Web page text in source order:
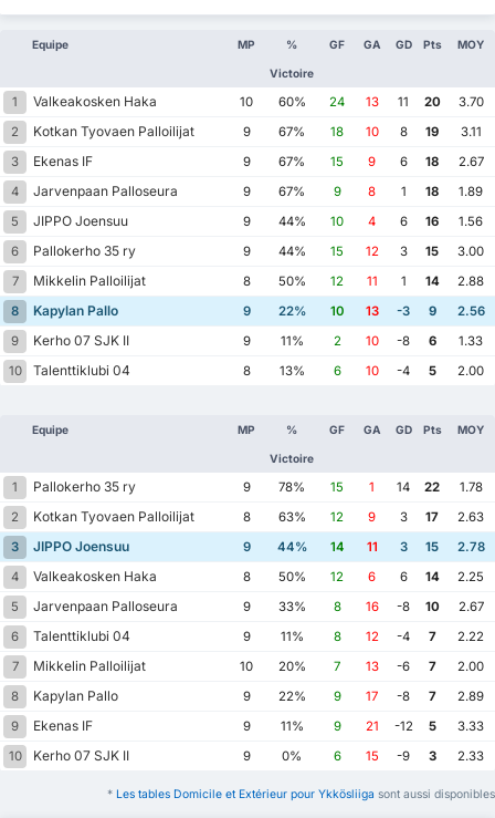
Equipe MP %
Victoire
GF GA GD Pts MOY
1 Valkeakosken Haka 10 60% 24 13 11 20
3.70
2
Kotkan Tyovaen Palloilijat 9 67% 18 10 8 19
3.11
3
Ekenas IF 9 67% 15 9 6 18
2.67
4
Jarvenpaan Palloseura 9 67% 9 8 1 18
1.89
5
JIPPO Joensuu 9 44% 10 4 6 16
1.56
6
Pallokerho 35 ry 9 44% 15 12 3 15
3.00
7
Mikkelin Palloilijat 8 50% 12 11 1 14
2.88
8
Kapylan Pallo 9 22% 10 13 -3 9
2.56
9
Kerho 07 SJK II 9 11% 2 10 -8 6
1.33
10
Talenttiklubi 04 8 13% 6 10 -4 5 2.00
Equipe MP %
Victoire
GF GA GD Pts MOY
1 Pallokerho 35 ry 9 78% 15 1 14 22
1.78
2
Kotkan Tyovaen Palloilijat 8 63% 12 9 3 17
2.63
3
JIPPO Joensuu 9 44% 14 11 3 15
2.78
4
Valkeakosken Haka 8 50% 12 6 6 14
2.25
5
Jarvenpaan Palloseura 9 33% 8 16 -8 10
2.67
6
Talenttiklubi 04 9 11% 8 12 -4 7
2.22
7
Mikkelin Palloilijat 10 20% 7 13 -6 7
2.00
8
Kapylan Pallo 9 22% 9 17 -8 7
2.89
9
Ekenas IF 9 11% 9 21 -12 5
3.33
10
Kerho 07 SJK II 9 0% 6 15 -9 3 2.33
* Les tables Domicile et Extérieur pour Ykkösliiga sont aussi disponibles